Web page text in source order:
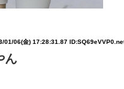
01/06(金) 17:28:31.87
ん